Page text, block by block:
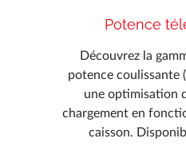
Potence
Découvrez la
potence coulissante
une optimisation
chargement en
caisson.